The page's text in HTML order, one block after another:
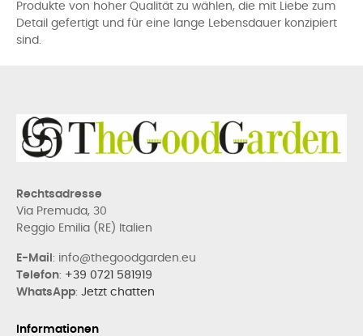
Produkte von hoher Qualität zu wählen, die mit Liebe zum
Detail gefertigt und für eine lange Lebensdauer konzipiert
sind.
Rechtsadresse
Via Premuda, 30
Reggio Emilia (RE) Italien
E-Mail : info@thegoodgarden.eu
Telefon: +39 0721 581919
WhatsApp: Jetzt chatten
Informationen